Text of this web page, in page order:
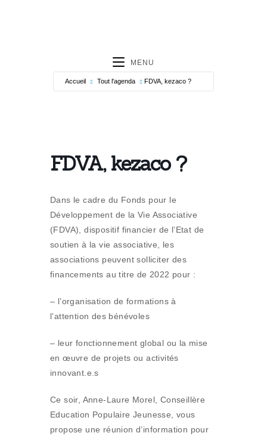
MENU
Accueil Tout l'agenda FDVA, kezaco ?
FDVA, kezaco ?
Dans le cadre du Fonds pour le
Développement de la Vie Associative
(FDVA), dispositif financier de l’Etat de
soutien à la vie associative, les
associations peuvent solliciter des
financements au titre de 2022 pour :
– l’organisation de formations à
l’attention des bénévoles
– leur fonctionnement global ou la mise
en œuvre de projets ou activités
innovant.e.s
Ce soir, Anne-Laure Morel, Conseillère
Education Populaire Jeunesse, vous
propose une réunion d’information pour